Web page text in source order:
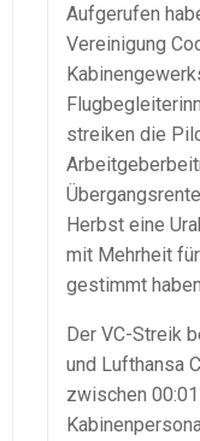
Aufgerufen
Vereinigung
streiken die
Herbst eine
mit Mehrheit
gestimmt haben.
Der VC-Streik
und Lufthansa
zwischen